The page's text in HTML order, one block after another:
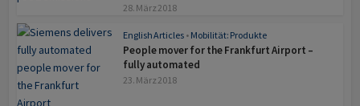
28. März 2018
English Articles • Mobilität: Produkte
People mover for the Frankfurt Airport –
fully automated
23. März 2018